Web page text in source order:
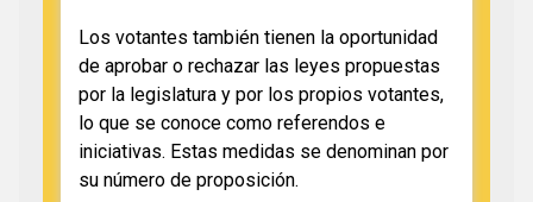
Los votantes también tienen la oportunidad
de aprobar o rechazar las leyes propuestas
por la legislatura y por los propios votantes,
lo que se conoce como referendos e
iniciativas. Estas medidas se denominan por
su número de proposición.